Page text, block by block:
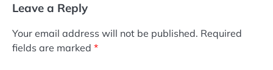
Leave a Reply
Your email address will not be published. Required
fields are marked *